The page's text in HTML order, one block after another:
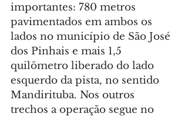
importantes: 780 metros
pavimentados em ambos os
lados no município de São José
dos Pinhais e mais 1,5
quilômetro liberado do lado
esquerdo da pista, no sentido
Mandirituba. Nos outros
trechos a operação segue no